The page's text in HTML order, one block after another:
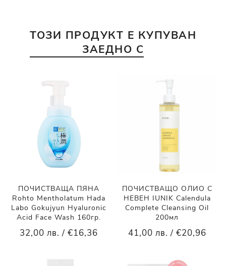
ТОЗИ ПРОДУКТ Е КУПУВАН
ЗАЕДНО С
ПОЧИСТВАЩА ПЯНА
Rohto Mentholatum Hada
Labo Gokujyun Hyaluronic
Acid Face Wash 160гр.
32,00 лв. / €16,36
ПОЧИСТВАЩО ОЛИО С
НЕВЕН IUNIK Calendula
Complete Cleansing Oil
200мл
41,00 лв. / €20,96